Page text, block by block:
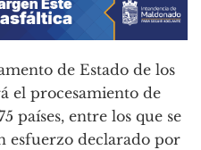
de Estado de los
el procesamiento de
países, entre los que se
esfuerzo declarado por